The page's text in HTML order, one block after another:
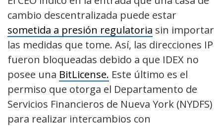
cambio descentralizada puede estar
sometida a presión regulatoria sin importar
las medidas que tome. Así, las direcciones IP
fueron bloqueadas debido a que IDEX no
posee una BitLicense. Este último es el
permiso que otorga el Departamento de
Servicios Financieros de Nueva York (NYDFS)
para realizar intercambios con